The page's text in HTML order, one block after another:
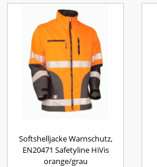
Softshelljacke Warnschutz,
EN20471 Safetyline HiVis
orange/grau